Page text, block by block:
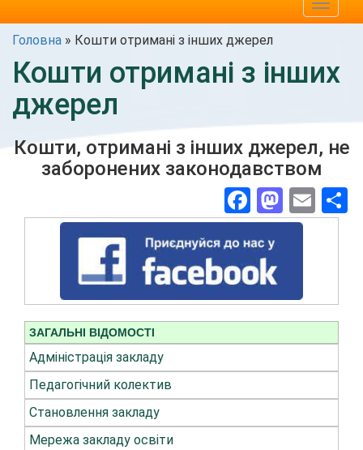
Toggle
Головна » Кошти отримані з інших джерел
Кошти отримані з інших
джерел
Кошти, отримані з інших джерел, не
заборонених законодавством
Facebook
ЗАГАЛЬНІ ВІДОМОСТІ
Адміністрація закладу
Педагогічний колектив
Становлення закладу
Мережа закладу освіти